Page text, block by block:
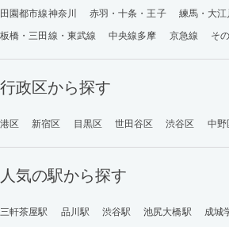
田園都市線神奈川
赤羽・十条・王子
練馬・大
板橋・三田線・東武線
中央線多摩 京急線 そ
行政区から探す
港区 新宿区 目黒区 世田谷区 渋谷区 中野
人気の駅から探す
三軒茶屋駅 品川駅 渋谷駅 池尻大橋駅 成城